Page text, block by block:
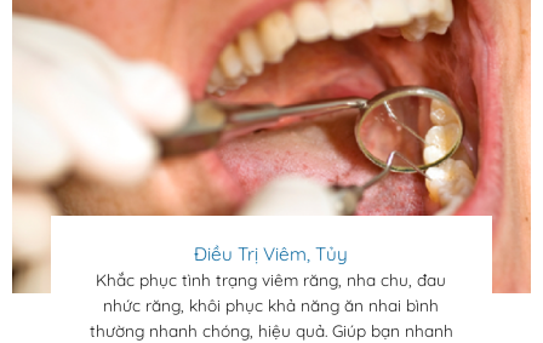
Điều Trị Viêm, Tủy
Khắc phục tình trạng viêm răng, nha chu, đau
nhức răng, khôi phục khả năng ăn nhai bình
thường nhanh chóng, hiệu quả. Giúp bạn nhanh